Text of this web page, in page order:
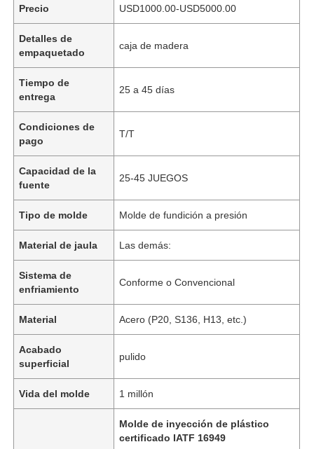
Precio USD1000.00-USD5000.00
Detalles de
empaquetado
caja de madera
Tiempo de
entrega
25 a 45 días
Condiciones de
pago
T/T
Capacidad de la
fuente
25-45 JUEGOS
Tipo de molde Molde de fundición a presión
Material de jaula Las demás:
Sistema de
enfriamiento
Conforme o Convencional
Material Acero (P20, S136, H13, etc.)
Acabado
superficial
pulido
Vida del molde 1 millón
Molde de inyección de plástico
certificado IATF 16949